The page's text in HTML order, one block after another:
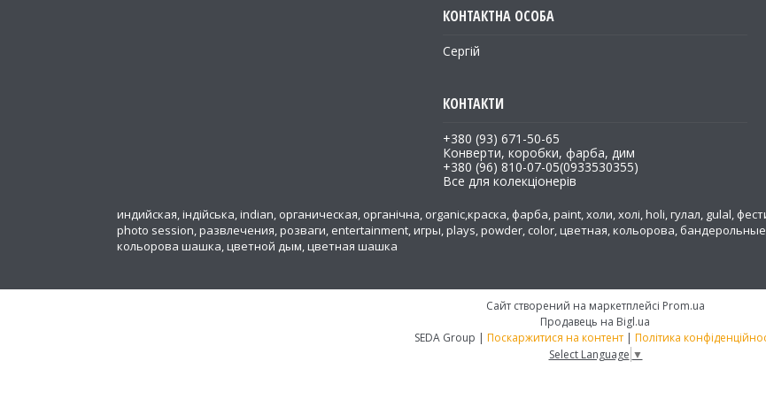
Сергій
+380 (93) 671-50-65
Конверти, коробки, фарба, дим
+380 (96) 810-07-05 0933530355
Все для колекціонерів
индийская, індійська, indian, органическая, органічна, organic,краска, фарба, paint, холи, холі, holi, гулал, gulal,
photo session, развлечения, розваги, entertainment, игры, plays, powder, color, цветная, кольорова,
кольорова шашка, цветной дым, цветная шашка
Сайт створений на маркетплейсі Prom.ua
Продавець на Bigl.ua
SEDA Group | Поскаржитися на контент | Політика
Select Language ▼